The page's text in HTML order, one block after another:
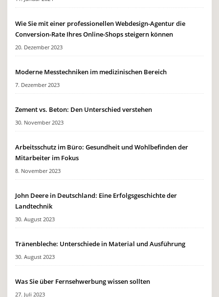
Wie Sie mit einer professionellen Webdesign-Agentur die
Conversion-Rate Ihres Online-Shops steigern können
20. Dezember 2023
Moderne Messtechniken im medizinischen Bereich
7. Dezember 2023
Zement vs. Beton: Den Unterschied verstehen
30. November 2023
Arbeitsschutz im Büro: Gesundheit und Wohlbefinden der
Mitarbeiter im Fokus
8. November 2023
John Deere in Deutschland: Eine Erfolgsgeschichte der
Landtechnik
30. August 2023
Tränenbleche: Unterschiede in Material und Ausführung
30. August 2023
Was Sie über Fernsehwerbung wissen sollten
27. Juli 2023